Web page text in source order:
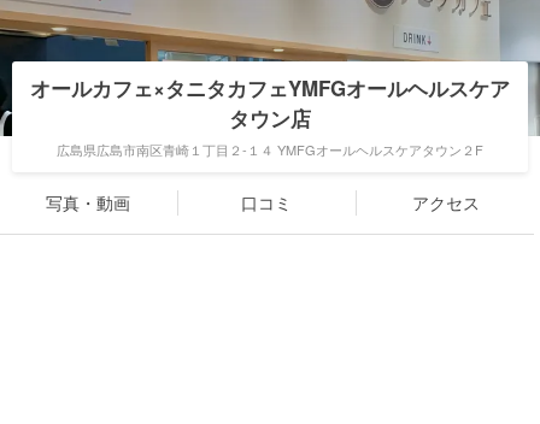
オールカフェ×タニタカフェYMFGオールヘルスケア
タウン店
広島県広島市南区青崎１丁目２-１４ YMFGオールヘルスケアタウン２F
写真・動画 口コミ アクセス